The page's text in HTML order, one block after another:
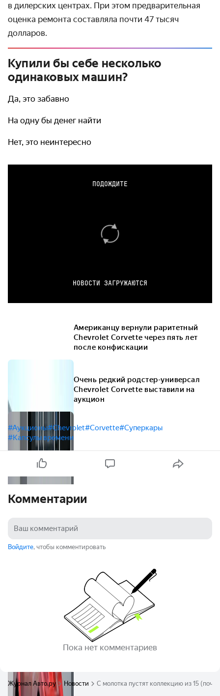
в дилерских центрах. При этом предварительная
оценка ремонта составляла почти 47 тысяч
долларов.
Купили бы себе несколько
одинаковых машин?
Да, это забавно
На одну бы денег найти
Нет, это неинтересно
ПОДОЖДИТЕ
НОВОСТИ ЗАГРУЖАЮТСЯ
Американцу вернули раритетный
Chevrolet Corvette через пять лет
после конфискации
Очень редкий родстер-универсал
Chevrolet Corvette выставили на
аукцион
#Аукционы#Chevrolet#Corvette#Суперкары
#Капсулы времени
Комментарии
Войдите, чтобы комментировать
Пока нет комментариев
Журнал Авто.ру Новости С молотка пустят коллекцию из 15